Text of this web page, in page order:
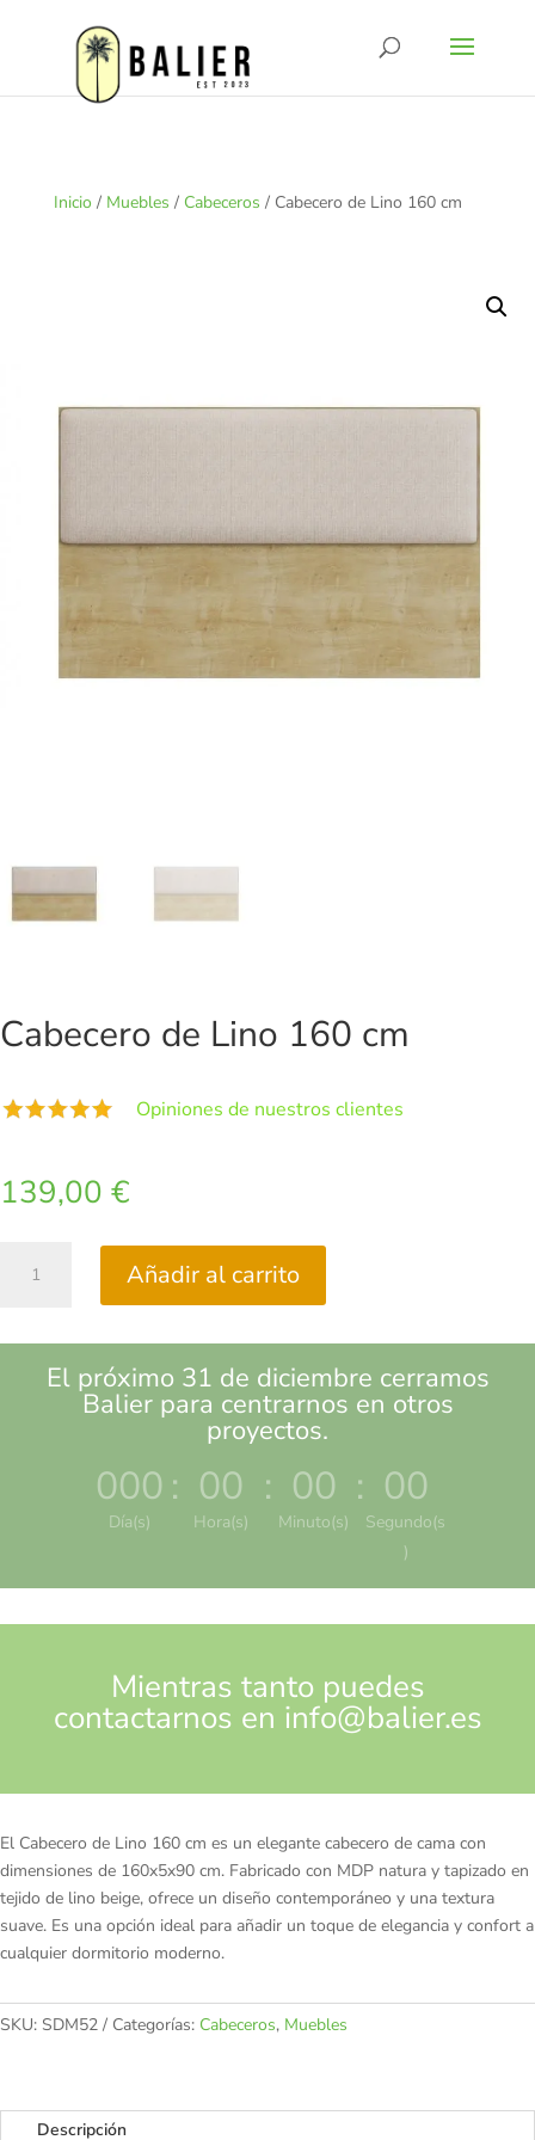
Inicio / Muebles / Cabeceros / Cabecero de Lino 160 cm
Cabecero de Lino 160 cm
Opiniones de nuestros clientes
139,00 €
cantidad
Añadir al carrito
El próximo 31 de diciembre cerramos
Balier para centrarnos en otros
proyectos.
000
Día(s)
: 00
Hora(s)
: 00
Minuto(s)
: 00
Segundo(s
)
Mientras tanto puedes
contactarnos en info@balier.es
El Cabecero de Lino 160 cm es un elegante cabecero de cama con
dimensiones de 160x5x90 cm. Fabricado con MDP natura y tapizado en
tejido de lino beige, ofrece un diseño contemporáneo y una textura
suave. Es una opción ideal para añadir un toque de elegancia y confort a
cualquier dormitorio moderno.
SKU: SDM52 Categorías: Cabeceros, Muebles
Descripción